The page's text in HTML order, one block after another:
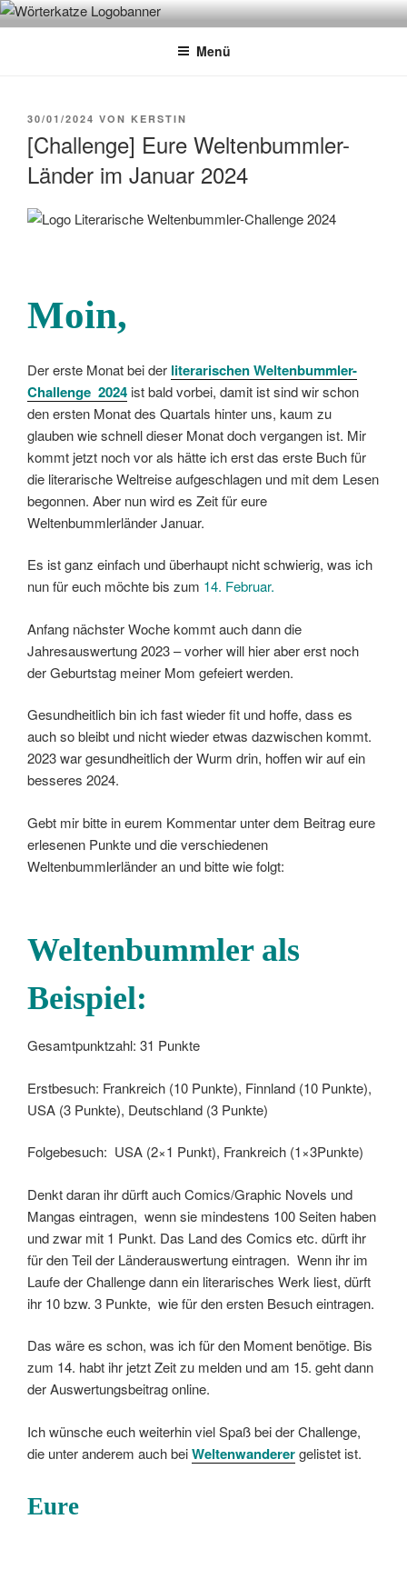
Zum
InhaltWÖRTERKATZE
Von Büchern erzählen
Menü
VERÖFFENTLICHT
30/01/2024 VON KERSTIN
[Challenge] Eure Weltenbummler-
Länder im Januar 2024
Moin,
Der erste Monat bei der literarischenWeltenbummler-
Challenge 2024 ist bald vorbei, damit ist sind wir schon
den ersten Monat des Quartals hinter uns, kaum zu
glauben wie schnell dieser Monat doch vergangen ist. Mir
kommt jetzt noch vor als hätte ich erst das erste Buch für
die literarische Weltreise aufgeschlagen und mit dem Lesen
begonnen. Aber nun wird es Zeit für eure
Weltenbummlerländer Januar.
Es ist ganz einfach und überhaupt nicht schwierig, was ich
nun für euch möchte bis zum 14. Februar.
Anfang nächster Woche kommt auch dann die
Jahresauswertung 2023 – vorher will hier aber erst noch
der Geburtstag meiner Mom gefeiert werden.
Gesundheitlich bin ich fast wieder fit und hoffe, dass es
auch so bleibt und nicht wieder etwas dazwischen kommt.
2023 war gesundheitlich der Wurm drin, hoffen wir auf ein
besseres 2024.
Gebt mir bitte in eurem Kommentar unter dem Beitrag eure
erlesenen Punkte und die verschiedenen
Weltenbummlerländer an und bitte wie folgt:
Weltenbummler als
Beispiel:
Gesamtpunktzahl: 31 Punkte
Erstbesuch: Frankreich (10 Punkte), Finnland (10 Punkte),
USA (3 Punkte), Deutschland (3 Punkte)
Folgebesuch: USA (2×1 Punkt), Frankreich (1×3Punkte)
Denkt daran ihr dürft auch Comics/Graphic Novels und
Mangas eintragen, wenn sie mindestens 100 Seiten haben
und zwar mit 1 Punkt. Das Land des Comics etc. dürft ihr
für den Teil der Länderauswertung eintragen. Wenn ihr im
Laufe der Challenge dann ein literarisches Werk liest, dürft
ihr 10 bzw. 3 Punkte, wie für den ersten Besuch eintragen.
Das wäre es schon, was ich für den Moment benötige. Bis
zum 14. habt ihr jetzt Zeit zu melden und am 15. geht dann
der Auswertungsbeitrag online.
Ich wünsche euch weiterhin viel Spaß bei der Challenge,
die unter anderem auch beiWeltenwanderergelistet ist.
Eure